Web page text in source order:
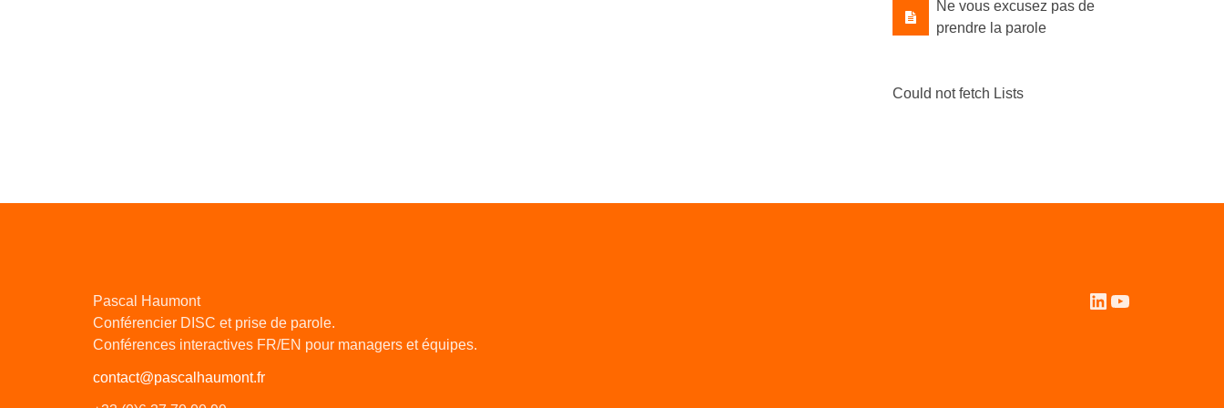
Ne vous excusez pas de
prendre la parole
Could not fetch Lists
Pascal Haumont
Conférencier DISC et prise de parole.
Conférences interactives FR/EN pour managers et équipes.
contact@pascalhaumont.fr
LinkedIn
YouTube